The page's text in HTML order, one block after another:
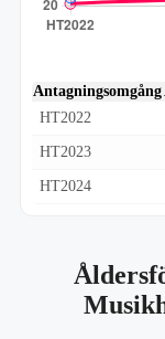
Antagningsomgång
HT2022
HT2023
HT2024